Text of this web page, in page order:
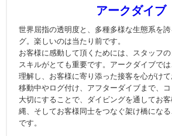
アークダイブ
世界屈指の透明度と、多種多様な生態系を
グ。楽しいのは当たり前です。
お客様に感動して頂くためには、スタッフ
スキルがとても重要です。アークダイブで
理解し、お客様に寄り添った接客を心がけて
移動中やログ付け、アフターダイブまで、
大切にすることで、ダイビングを通してお
縄、そしてお客様同士をつなぐ架け橋にな
です。